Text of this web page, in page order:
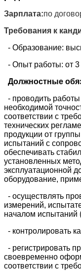
Зарплата:по
Требования к
- Образование:
- Опыт работы: от 3
Должностные
- проводить
необходимой
соответствии с
технических
продукции от
испытаний с
обеспечивать
установленных
эксплуатационной
оборудование,
- осуществлять
измерений,
началом испытаний
- контролировать
- регистрировать
своевременно
соответствии с